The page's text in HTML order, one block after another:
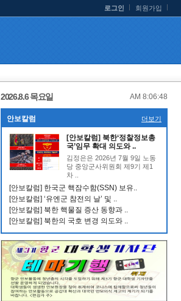
로그인 회원가입
2026.8.6 목요일 AM 8:06:48
안보칼럼 더보기
[안보칼럼] 북한‘정찰정보총
국’임무 확대 의도와 ..
김정은은 2026년 7월 9일 노동
당 중앙군사위원회 제9기 제1
차 ..
[안보칼럼] 한국군 핵잠수함(SSN) 보유..
[안보칼럼] ‘유엔군 참전의 날’ 및 ..
[안보칼럼] 북한 핵물질 증산 동향과 ..
[안보칼럼] 북한의 국호 변경 의도와 ..